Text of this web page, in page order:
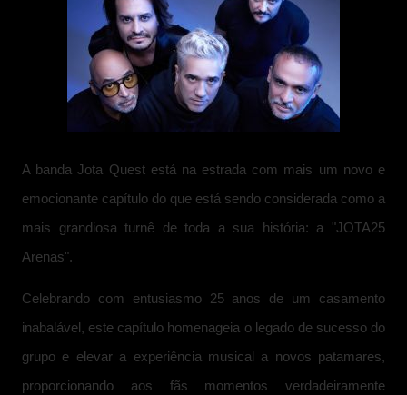
A banda Jota Quest está na estrada com mais um novo e
emocionante capítulo do que está sendo considerada como a
mais grandiosa turnê de toda a sua história: a "JOTA25
Arenas".
Celebrando com entusiasmo 25 anos de um casamento
inabalável, este capítulo homenageia o legado de sucesso do
grupo e elevar a experiência musical a novos patamares,
proporcionando aos fãs momentos verdadeiramente